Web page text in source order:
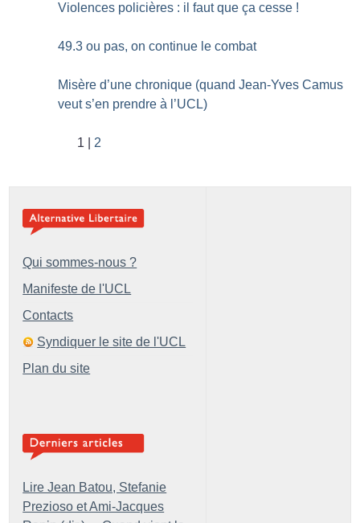
Violences policières : il faut que ça cesse !
49.3 ou pas, on continue le combat
Misère d’une chronique (quand Jean-Yves Camus
veut s’en prendre à l’UCL)
1 2
Qui sommes-nous ?
Manifeste de l'UCL
Contacts
Syndiquer le site de l'UCL
Plan du site
Lire Jean Batou, Stefanie
Prezioso et Ami-Jacques